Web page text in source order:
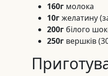
160г молока
10гжелатину
200г білого
250г вершків